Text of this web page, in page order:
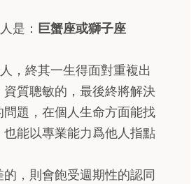
是： 巨蟹座或獅子座
，終其一生得面對重複出
質聰敏的，最後終將解決
題，在個人生命方面能找
能以專業能力爲他人指點
，則會飽受週期性的認同